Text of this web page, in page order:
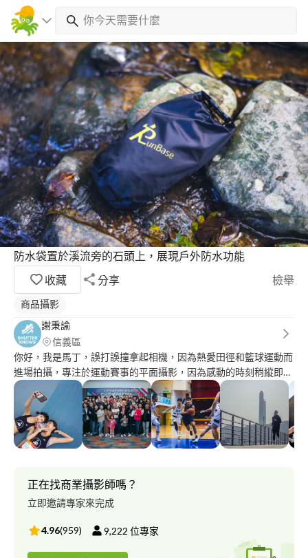
防水袋置於溪流旁的石頭上，展現戶外防水功能
收藏
分享 檢舉
商品攝影
謝秉諭
信義區
你好，我是馬丁，誤打誤撞拿起相機，因為熱愛田徑和籃球運動而
進場拍攝，專注於運動賽事的平面攝影，因為感動的時刻稍縱即
逝，捕捉到即是永恆。 除了運動外，各式活動記錄及商品實拍也
都有接案經驗，可參考網址及IG作品集
https://www.instagram.com/shutter.knows/ 有興趣歡迎洽談，可
以使用 IG 或 LINE 直接私訊我，或是 ********* 聯繫 依拍攝時數
的長短調整報價，若需外縣市出機、開發票等，產生的交通費與稅
正在找商業攝影師嗎？
立即邀請專家來完成
4.96(959) 9,222 位專家